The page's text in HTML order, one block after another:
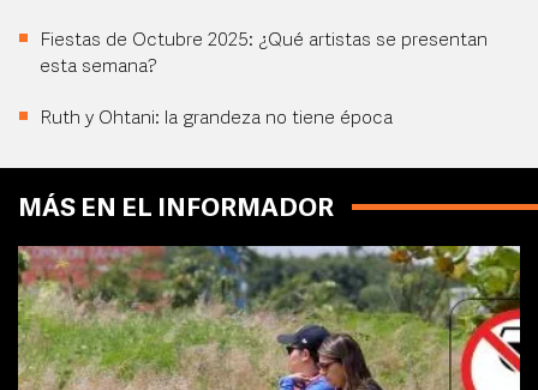
Fiestas de Octubre 2025: ¿Qué artistas se presentan
esta semana?
Ruth y Ohtani: la grandeza no tiene época
MÁS EN EL INFORMADOR